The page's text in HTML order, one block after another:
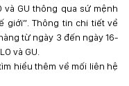
và GU thông qua sứ mệnh
giới”. Thông tin chi tiết về
từ ngày 3 đến ngày 16-
và GU.
hiểu thêm về mối liên hệ